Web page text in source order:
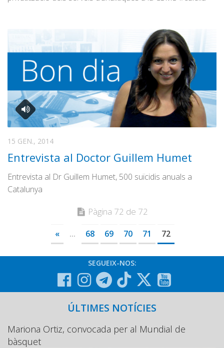
15 GEN., 2014
Entrevista al Doctor Guillem Humet
Entrevista al Dr Guillem Humet, 500 suïcidis anuals a
Catalunya
Pàgina 72 de 72
« ... 68 69 70 71 72
SEGUEIX-NOS:
ÚLTIMES NOTÍCIES
Mariona Ortiz, convocada per al Mundial de
bàsquet